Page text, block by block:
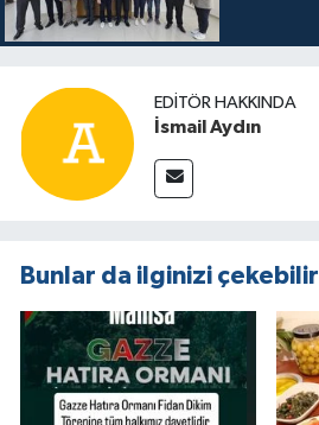
EDITÖR HAKKINDA
İsmail Aydın
Bunlar da ilginizi çekebilir